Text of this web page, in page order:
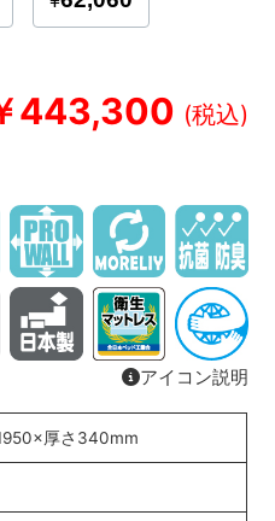
443,300
アイコン説明
厚さ340mm